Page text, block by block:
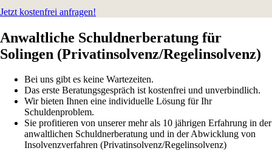
Jetzt kostenfrei anfragen!
Anwaltliche Schuldnerberatung für
Solingen (Privatinsolvenz/Regelinsolvenz)
Bei uns gibt es keine Wartezeiten.
Das erste Beratungsgespräch ist kostenfrei und unverbindlich.
Wir bieten Ihnen eine individuelle Lösung für Ihr
Schuldenproblem.
Sie profitieren von unserer mehr als 10 jährigen Erfahrung in der
anwaltlichen Schuldnerberatung und in der Abwicklung von
Insolvenzverfahren (Privatinsolvenz/Regelinsolvenz)